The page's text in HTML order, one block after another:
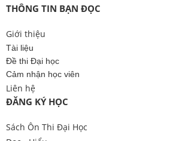
THÔNG TIN BẠN ĐỌC
Giới thiệu
Tài liệu
Đề thi Đại học
Cảm nhận học viên
Liên hệ
ĐĂNG KÝ HỌC
Sách Ôn Thi Đại Học